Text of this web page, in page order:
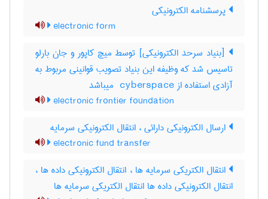
پرسشنامه الکترونیکی
electronic form
[بنیاد سرحد الکترونیکی] توسط میچ کاپور و جان بارلو
تاسیس شد که وظیفه این بنیاد تصویب قوانینی مربوط به
آزادی استفاده از ‎ cyberspace میباشد
electronic frontier foundation
ارسال الکترونیکی دارائی ، انتقال الکترونیکی سرمایه
electronic fund transfer
انتقال الکتریکی سرمایه ها ، انتقال الکترونیکی داده ها ،
انتقال الکترونیکی داده ها انتقال الکتریکی سرمایه ها